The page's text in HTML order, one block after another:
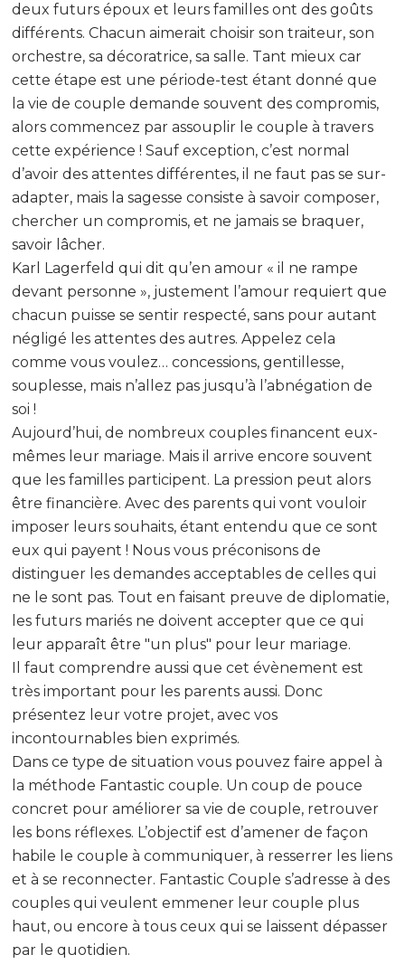
deux futurs époux et leurs familles ont des goûts
différents. Chacun aimerait choisir son traiteur, son
orchestre, sa décoratrice, sa salle. Tant mieux car
cette étape est une période-test étant donné que
la vie de couple demande souvent des compromis,
alors commencez par assouplir le couple à travers
cette expérience ! Sauf exception, c’est normal
d’avoir des attentes différentes, il ne faut pas se sur-
adapter, mais la sagesse consiste à savoir composer,
chercher un compromis, et ne jamais se braquer,
savoir lâcher.
Karl Lagerfeld qui dit qu’en amour « il ne rampe
devant personne », justement l’amour requiert que
chacun puisse se sentir respecté, sans pour autant
négligé les attentes des autres. Appelez cela
comme vous voulez… concessions, gentillesse,
souplesse, mais n’allez pas jusqu’à l’abnégation de
soi !
Aujourd’hui, de nombreux couples financent eux-
mêmes leur mariage. Mais il arrive encore souvent
que les familles participent. La pression peut alors
être financière. Avec des parents qui vont vouloir
imposer leurs souhaits, étant entendu que ce sont
eux qui payent ! Nous vous préconisons de
distinguer les demandes acceptables de celles qui
ne le sont pas. Tout en faisant preuve de diplomatie,
les futurs mariés ne doivent accepter que ce qui
leur apparaît être "un plus" pour leur mariage.
Il faut comprendre aussi que cet évènement est
très important pour les parents aussi. Donc
présentez leur votre projet, avec vos
incontournables bien exprimés.
Dans ce type de situation vous pouvez faire appel à
la méthode Fantastic couple. Un coup de pouce
concret pour améliorer sa vie de couple, retrouver
les bons réflexes. L’objectif est d’amener de façon
habile le couple à communiquer, à resserrer les liens
et à se reconnecter. Fantastic Couple s’adresse à des
couples qui veulent emmener leur couple plus
haut, ou encore à tous ceux qui se laissent dépasser
par le quotidien.